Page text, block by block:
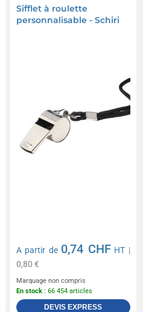
Sifflet à roulette
personnalisable - Schiri
A partir de 0,74 CHF HT |
0,80 €
Marquage non compris
En stock : 66 454 articles
DEVIS EXPRESS